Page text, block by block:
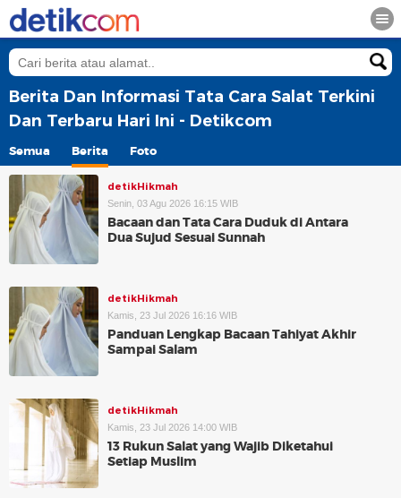
Berita Dan Informasi Tata Cara Salat Terkini
Dan Terbaru Hari Ini - Detikcom
Semua Berita Foto
detikHikmah
Senin, 03 Agu 2026 16:15 WIB
Bacaan dan Tata Cara Duduk di Antara
Dua Sujud Sesuai Sunnah
detikHikmah
Kamis, 23 Jul 2026 16:16 WIB
Panduan Lengkap Bacaan Tahiyat Akhir
Sampai Salam
detikHikmah
Kamis, 23 Jul 2026 14:00 WIB
13 Rukun Salat yang Wajib Diketahui
Setiap Muslim